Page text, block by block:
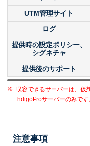
UTM管理サイト
ログ
提供時の設定ポリシー、
シグネチャ
提供後のサポート
※ 収容できるサーバーは、仮
IndigoProサーバーのみです
注意事項